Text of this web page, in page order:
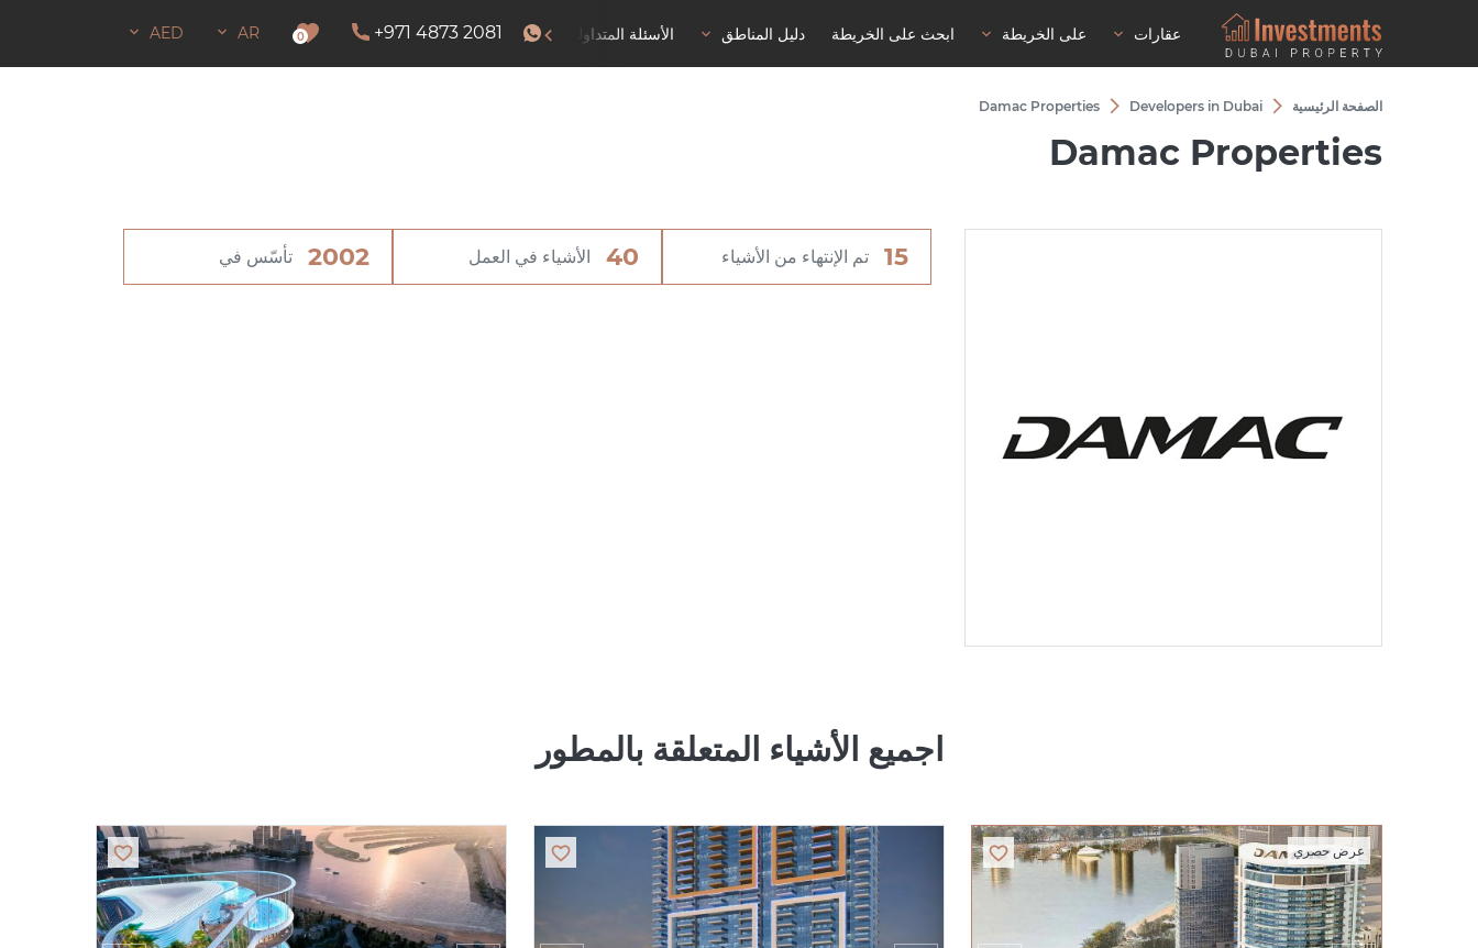
عقارات على الخريطة ابحث على الخريطة دليل المناطق الأسئلة المتداولة إذن بالبقاء
+971 4873 2081
0
AR
AED
الصفحة الرئيسية Developers in Dubai
Damac Properties
Damac Properties
15 تم الإنتهاء من الأشياء 40 الأشياء في العمل 2002 تأسّس في
اجميع الأشياء المتعلقة بالمطور
عرض حصري